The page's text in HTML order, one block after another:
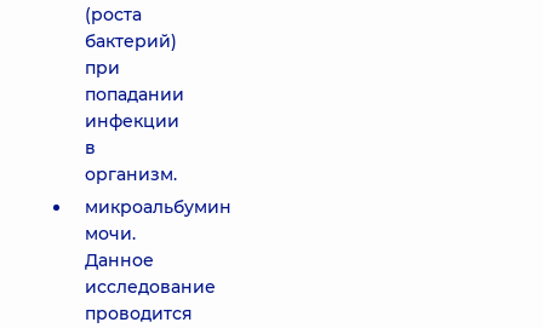
(роста
бактерий)
при
попадании
инфекции
в
организм.
микроальбумин
мочи.
Данное
исследование
проводится